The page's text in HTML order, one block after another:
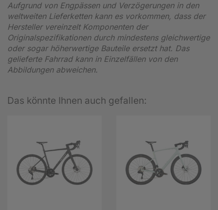
Aufgrund von Engpässen und Verzögerungen in den
weltweiten Lieferketten kann es vorkommen, dass der
Hersteller vereinzelt Komponenten der
Originalspezifikationen durch mindestens gleichwertige
oder sogar höherwertige Bauteile ersetzt hat. Das
gelieferte Fahrrad kann in Einzelfällen von den
Abbildungen abweichen.
Das könnte Ihnen auch gefallen: